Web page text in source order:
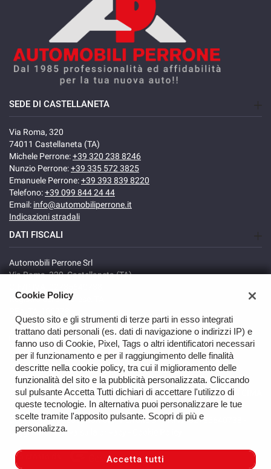
SEDE DI CASTELLANETA
Via Roma, 320
74011 Castellaneta (TA)
Michele Perrone:+39 320 238 8246
Nunzio Perrone:+39 335 572 3825
Emanuele Perrone:+39 393 839 8220
Telefono:+39 099 844 24 44
Email: info@automobiliperrone.it
Indicazioni stradali
DATI FISCALI
Automobili Perrone Srl
Via Roma, 320, Castellaneta (TA)
Registro delle imprese: TA
TORNA IN CIMA
Copyright © 2026 Automobili Perrone Srl - P.IVA 02735640738 -
Leggi l'informativa sulla privacy
Sito creato da:
Cookie Policy
Questo sito e gli strumenti di terze parti in esso integrati
trattano dati personali (es. dati di navigazione o indirizzi IP) e
fanno uso di Cookie, Pixel, Tags o altri identificatori necessari
per il funzionamento e per il raggiungimento delle finalità
descritte nella cookie policy, tra cui il miglioramento delle
funzionalità del sito e la pubblicità personalizzata. Cliccando
sul pulsante Accetta Tutti dichiari di accettare l'utilizzo di
queste tecnologie. In alternativa puoi personalizzare le tue
scelte tramite l'apposito pulsante. Scopri di più e
personalizza.
Accetta tutti